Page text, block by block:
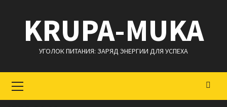
содержимому
KRUPA-MUKA
УГОЛОК ПИТАНИЯ: ЗАРЯД ЭНЕРГИИ ДЛЯ УСПЕХА
меню